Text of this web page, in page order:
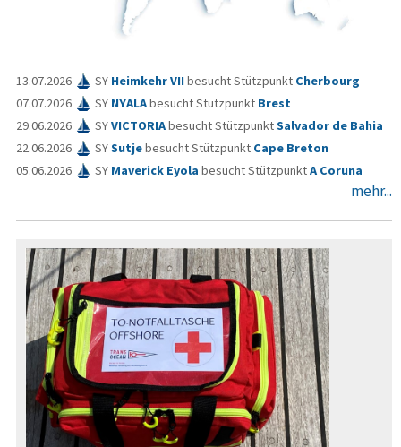
13.07.2026 SY Heimkehr VIIbesucht Stützpunkt Cherbourg
07.07.2026
SY NYALAbesucht Stützpunkt Brest
29.06.2026
SYVICTORIAbesucht StützpunktSalvador de Bahia
22.06.2026
SYSutjebesucht Stützpunkt Cape Breton
05.06.2026
SY Maverick Eyola besucht StützpunktA Coruna
mehr...